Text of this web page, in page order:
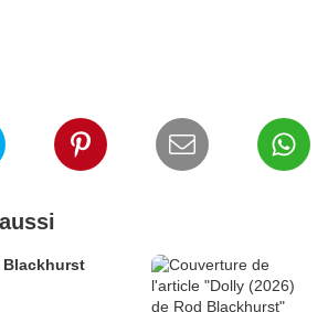
Blackhurst